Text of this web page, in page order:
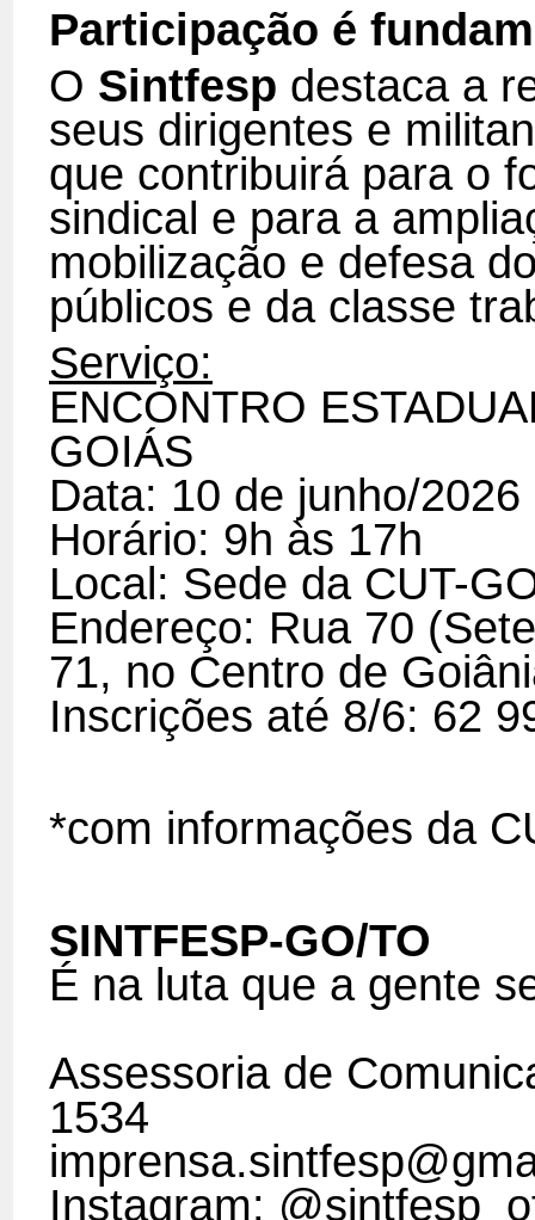
Participação é
O Sintfesp destaca a
seus dirigentes e
que contribuirá para o
sindical e para a
mobilização e defesa
públicos e da classe
Serviço:
ENCONTRO
GOIÁS
Data: 10 de junho/2026
Horário: 9h às 17h
Local: Sede da CUT-
Endereço: Rua 70
71, no Centro de
Inscrições até 8/6: 62
*com informações da
SINTFESP-GO/TO
É na luta que a gente
Assessoria de
1534
Instagram: